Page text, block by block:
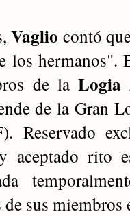
Vaglio contó
los hermanos".
de laLogia
de la Gran
. Reservado
aceptado rito
sus miembros